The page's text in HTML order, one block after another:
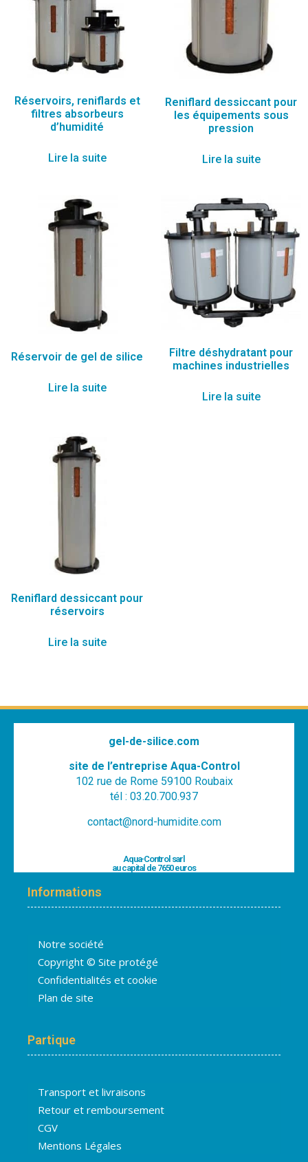
Réservoirs, reniflards et
filtres absorbeurs
d’humidité
Lire la suite
Reniflard dessiccant pour
les équipements sous
pression
Lire la suite
Réservoir de gel de silice
Lire la suite
Filtre déshydratant pour
machines industrielles
Lire la suite
Reniflard dessiccant pour
réservoirs
Lire la suite
gel-de-silice.com
site de l’entreprise Aqua-Control
102 rue de Rome 59100 Roubaix
tél : 03.20.700.937
contact@nord-humidite.com
Aqua-Control sarl
au capital de 7650 euros
Informations
Notre société
Copyright © Site protégé
Confidentialités et cookie
Plan de site
Partique
Transport et livraisons
Retour et remboursement
CGV
Mentions Légales